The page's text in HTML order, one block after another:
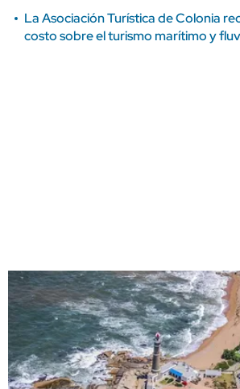
La Asociación Turística de Colonia
costo sobre el turismo marítimo y